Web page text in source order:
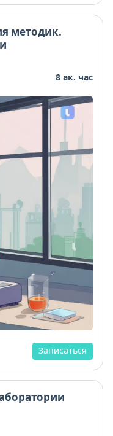
методик.
8 ак. час
Записаться